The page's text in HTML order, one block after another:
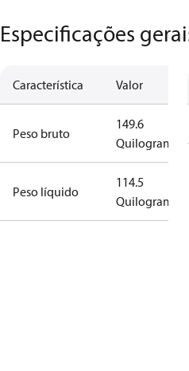
Especificações
Característica Valor
Peso bruto
149.6
Quilograma
Peso líquido
114.5
Quilograma